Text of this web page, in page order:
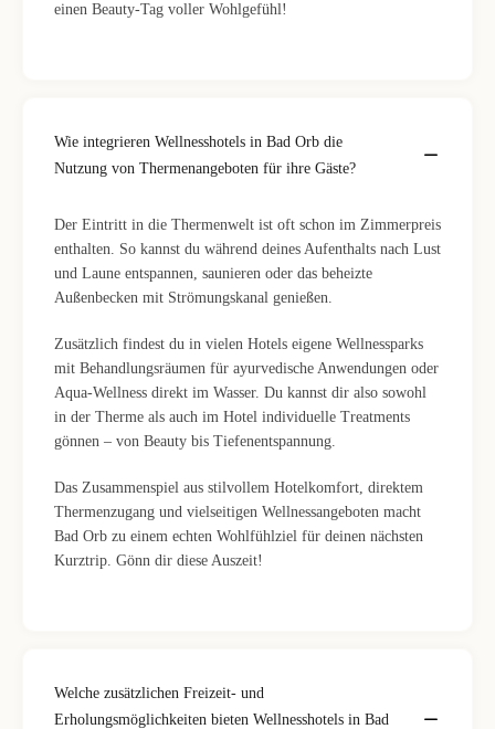
einen Beauty-Tag voller Wohlgefühl!
Wie integrieren Wellnesshotels in Bad Orb die
Nutzung von Thermenangeboten für ihre Gäste?
Der Eintritt in die Thermenwelt ist oft schon im Zimmerpreis
enthalten. So kannst du während deines Aufenthalts nach Lust
und Laune entspannen, saunieren oder das beheizte
Außenbecken mit Strömungskanal genießen.
Zusätzlich findest du in vielen Hotels eigene Wellnessparks
mit Behandlungsräumen für ayurvedische Anwendungen oder
Aqua-Wellness direkt im Wasser. Du kannst dir also sowohl
in der Therme als auch im Hotel individuelle Treatments
gönnen – von Beauty bis Tiefenentspannung.
Das Zusammenspiel aus stilvollem Hotelkomfort, direktem
Thermenzugang und vielseitigen Wellnessangeboten macht
Bad Orb zu einem echten Wohlfühlziel für deinen nächsten
Kurztrip. Gönn dir diese Auszeit!
Welche zusätzlichen Freizeit- und
Erholungsmöglichkeiten bieten Wellnesshotels in Bad